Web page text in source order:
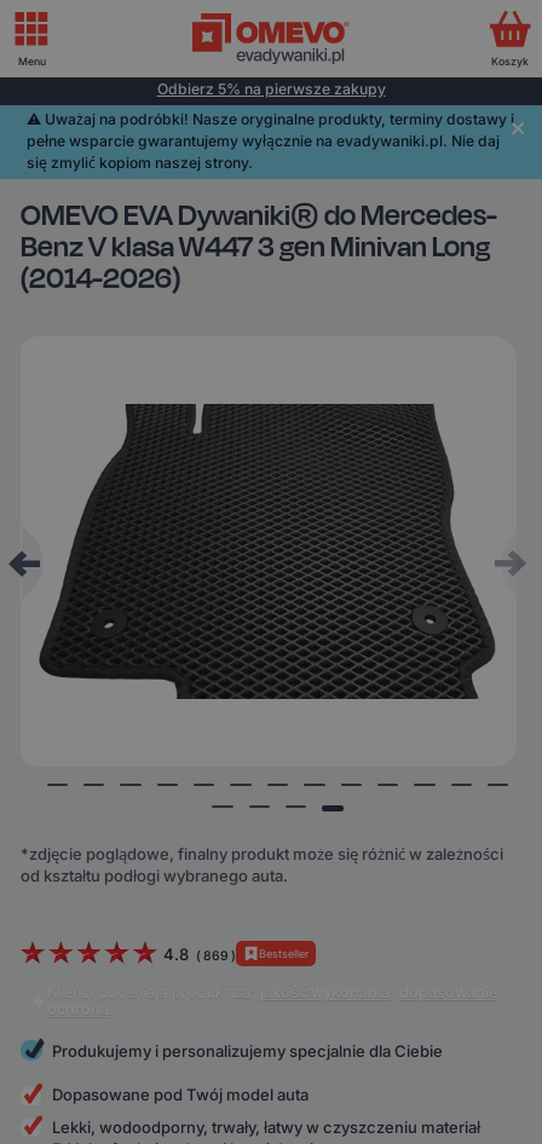
Odbierz 5% na pierwsze zakupy
⚠️️ Uważaj na podróbki! Nasze oryginalne produkty, terminy dostawy i
pełne wsparcie gwarantujemy wyłącznie na evadywaniki.pl. Nie daj
się zmylić kopiom naszej strony.
OMEVO EVA Dywaniki® do Mercedes-
Benz V klasa W447 3 gen Minivan Long
(2014-2026)
*zdjęcie poglądowe, finalny produkt może się różnić w zależności
od kształtu podłogi wybranego auta.
4.8 ( 869 ) Bestseller
Klienci doceniają produkt za: dopasowanie
Produkujemy i personalizujemy specjalnie dla Ciebie
Dopasowane pod Twój model auta
Lekki, wodoodporny, trwały, łatwy w czyszczeniu materiał
Menu Koszyk